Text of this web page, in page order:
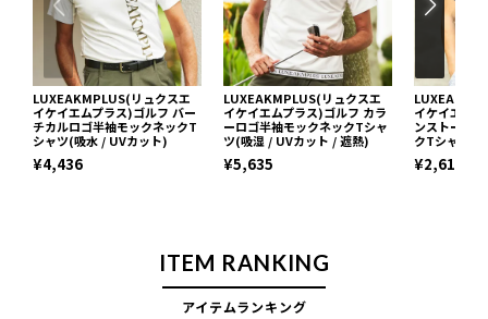
LUXEAKMPLUS(リュクスエ
イケイエムプラス)ゴルフ バー
チカルロゴ半袖モックネックT
シャツ(吸水 / UVカット)
¥4,436
LUXEAKMPLUS(リュクスエ
イケイエムプラス)ゴルフ カラ
ーロゴ半袖モックネックTシャ
ツ(吸湿 / UVカット / 遮熱)
¥5,635
イケイエム
ンストーン
クTシャツ
¥2,613
ITEM RANKING
アイテムランキング